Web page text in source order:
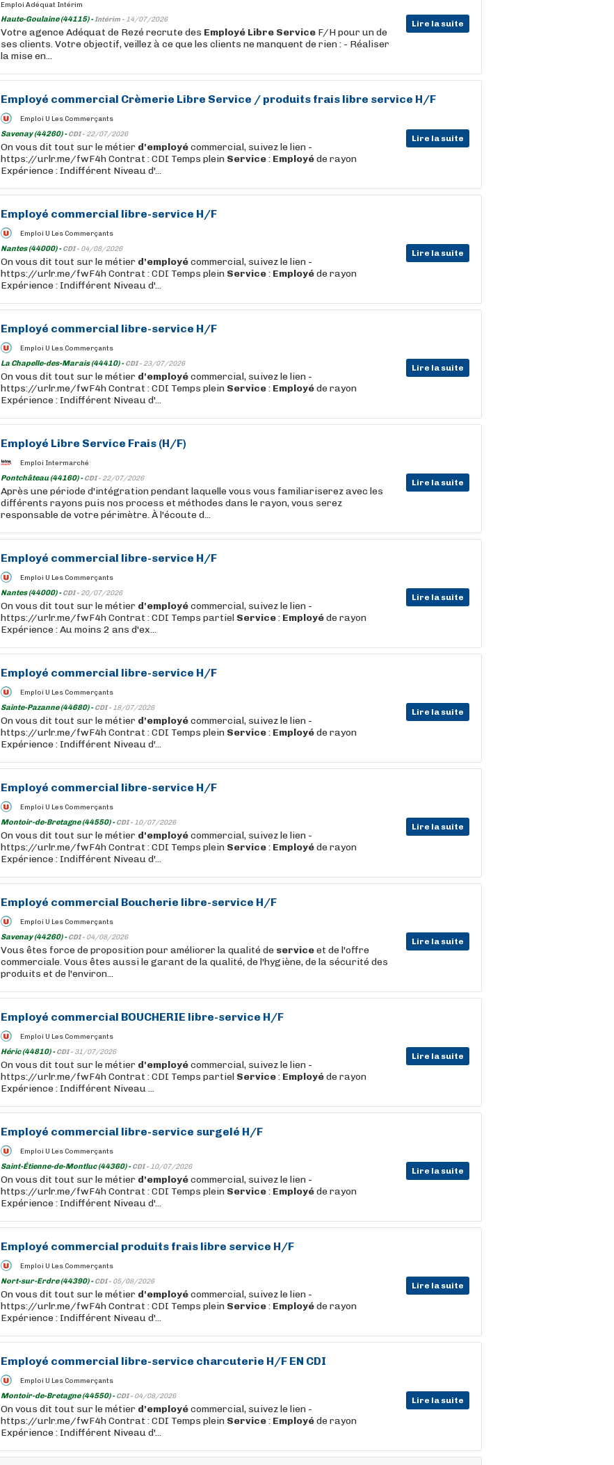
Emploi Adéquat Intérim
Haute-Goulaine (44115) -Intérim - 14/07/2026 Lire la suite
Votre agence Adéquat de Rezé recrute des Employé Libre Service F/H pour un de
ses clients. Votre objectif, veillez à ce que les clients ne manquent de rien : - Réaliser
la mise en...
Employé commercial Crèmerie Libre Service / produits frais libre service H/F
Emploi U Les Commerçants
Savenay (44260) -CDI - 22/07/2026 Lire la suite
On vous dit tout sur le métier d'employécommercial, suivez le lien -
https://urlr.me/fwF4h Contrat : CDI Temps plein Service: Employéde rayon
Expérience : Indifférent Niveau d'...
Employé commercial libre-service H/F
Emploi U Les Commerçants
Nantes (44000) -CDI - 04/08/2026 Lire la suite
On vous dit tout sur le métier d'employécommercial, suivez le lien -
https://urlr.me/fwF4h Contrat : CDI Temps plein Service: Employéde rayon
Expérience : Indifférent Niveau d'...
Employé commercial libre-service H/F
Emploi U Les Commerçants
La Chapelle-des-Marais (44410) -CDI - 23/07/2026 Lire la suite
On vous dit tout sur le métier d'employécommercial, suivez le lien -
https://urlr.me/fwF4h Contrat : CDI Temps plein Service: Employéde rayon
Expérience : Indifférent Niveau d'...
Employé Libre Service Frais (H/F)
Emploi Intermarché
Pontchâteau (44160) -CDI - 22/07/2026 Lire la suite
Après une période d'intégration pendant laquelle vous vous familiariserez avec les
différents rayons puis nos process et méthodes dans le rayon, vous serez
responsable de votre périmètre. À l'écoute d...
Employé commercial libre-service H/F
Emploi U Les Commerçants
Nantes (44000) -CDI - 20/07/2026 Lire la suite
On vous dit tout sur le métier d'employécommercial, suivez le lien -
https://urlr.me/fwF4h Contrat : CDI Temps partiel Service: Employéde rayon
Expérience : Au moins 2 ans d'ex...
Employé commercial libre-service H/F
Emploi U Les Commerçants
Sainte-Pazanne (44680) -CDI - 18/07/2026 Lire la suite
On vous dit tout sur le métier d'employécommercial, suivez le lien -
https://urlr.me/fwF4h Contrat : CDI Temps plein Service: Employéde rayon
Expérience : Indifférent Niveau d'...
Employé commercial libre-service H/F
Emploi U Les Commerçants
Montoir-de-Bretagne (44550) -CDI - 10/07/2026 Lire la suite
On vous dit tout sur le métier d'employécommercial, suivez le lien -
https://urlr.me/fwF4h Contrat : CDI Temps plein Service: Employéde rayon
Expérience : Indifférent Niveau d'...
Employé commercial Boucherie libre-service H/F
Emploi U Les Commerçants
Savenay (44260) -CDI - 04/08/2026 Lire la suite
Vous êtes force de proposition pour améliorer la qualité de serviceet de l'offre
commerciale. Vous êtes aussi le garant de la qualité, de l'hygiène, de la sécurité des
produits et de l'environ...
Employé commercial BOUCHERIE libre-service H/F
Emploi U Les Commerçants
Héric (44810) -CDI - 31/07/2026 Lire la suite
On vous dit tout sur le métier d'employécommercial, suivez le lien -
https://urlr.me/fwF4h Contrat : CDI Temps partiel Service: Employéde rayon
Expérience : Indifférent Niveau ...
Employé commercial libre-service surgelé H/F
Emploi U Les Commerçants
Saint-Étienne-de-Montluc (44360) -CDI - 10/07/2026 Lire la suite
On vous dit tout sur le métier d'employécommercial, suivez le lien -
https://urlr.me/fwF4h Contrat : CDI Temps plein Service: Employéde rayon
Expérience : Indifférent Niveau d'...
Employé commercial produits frais libre service H/F
Emploi U Les Commerçants
Nort-sur-Erdre (44390) -CDI - 05/08/2026 Lire la suite
On vous dit tout sur le métier d'employécommercial, suivez le lien -
https://urlr.me/fwF4h Contrat : CDI Temps plein Service: Employéde rayon
Expérience : Indifférent Niveau d'...
Employé commercial libre-service charcuterie H/F EN CDI
Emploi U Les Commerçants
Montoir-de-Bretagne (44550) -CDI - 04/08/2026 Lire la suite
On vous dit tout sur le métier d'employécommercial, suivez le lien -
https://urlr.me/fwF4h Contrat : CDI Temps plein Service: Employéde rayon
Expérience : Indifférent Niveau d'...